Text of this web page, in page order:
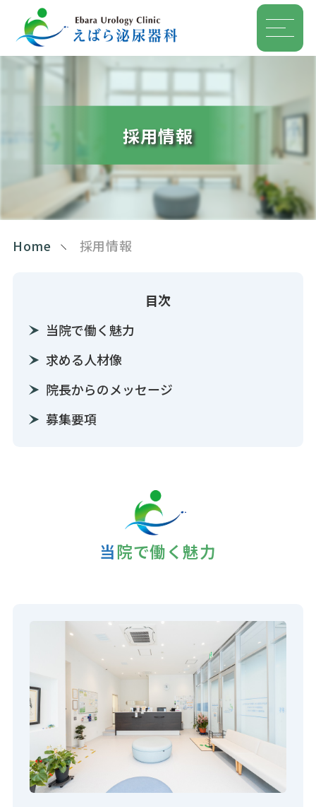
採用情報
Home 採用情報
目次
当院で働く魅力
求める人材像
院長からのメッセージ
募集要項
当院で働く魅力